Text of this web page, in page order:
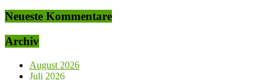
Neueste Kommentare
Archiv
August 2026
Juli 2026